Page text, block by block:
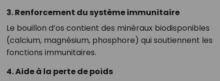
3. Renforcement du système immunitaire
Le bouillon d’os contient des minéraux biodisponibles
(calcium, magnésium, phosphore) qui soutiennent les
fonctions immunitaires.
4. Aide à la perte de poids